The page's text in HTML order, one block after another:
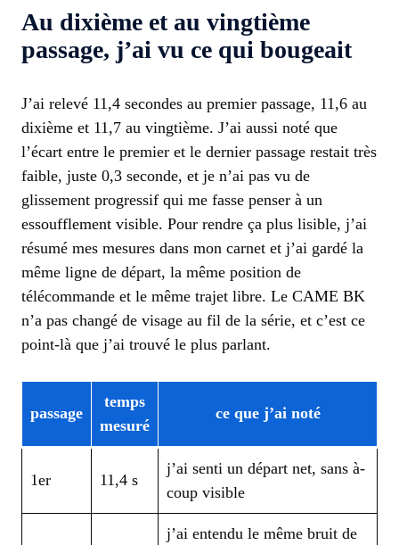
Au dixième et au vingtième
passage, j’ai vu ce qui bougeait
J’ai relevé 11,4 secondes au premier passage, 11,6 au
dixième et 11,7 au vingtième. J’ai aussi noté que
l’écart entre le premier et le dernier passage restait très
faible, juste 0,3 seconde, et je n’ai pas vu de
glissement progressif qui me fasse penser à un
essoufflement visible. Pour rendre ça plus lisible, j’ai
résumé mes mesures dans mon carnet et j’ai gardé la
même ligne de départ, la même position de
télécommande et le même trajet libre. Le CAME BK
n’a pas changé de visage au fil de la série, et c’est ce
point-là que j’ai trouvé le plus parlant.
passage
temps
mesuré
ce que j’ai noté
1er 11,4 s
j’ai senti un départ net, sans à-
coup visible
j’ai entendu le même bruit de